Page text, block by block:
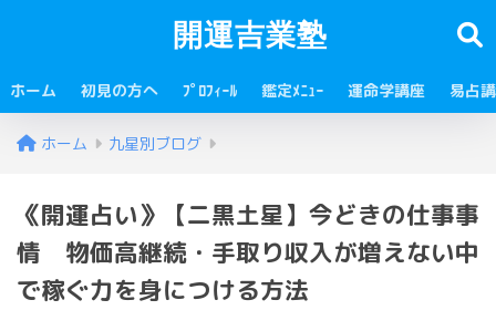
開運吉業塾
ホーム 初見の方へ ﾌﾟﾛﾌｨｰﾙ 鑑定ﾒﾆｭｰ 運命学講座 易占
ホーム 九星別ブログ
《開運占い》【二黒土星】今どきの仕事事
情 物価高継続・手取り収入が増えない中
で稼ぐ力を身につける方法